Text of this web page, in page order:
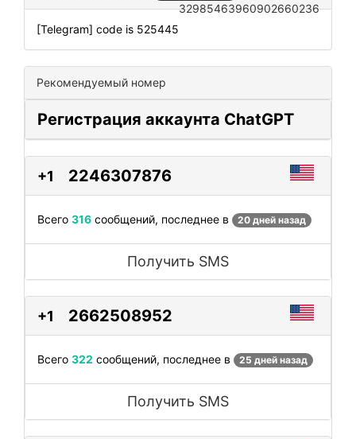
32985463960902660236
[Telegram] code is 525445
Рекомендуемый номер
Регистрация аккаунта ChatGPT
+1 2246307876
Всего 316 сообщений, последнее в 20 дней назад
Получить SMS
+1 2662508952
Всего 322 сообщений, последнее в 25 дней назад
Получить SMS